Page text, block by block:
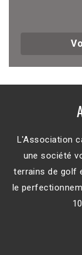
L'Association
une société
terrains de golf
le